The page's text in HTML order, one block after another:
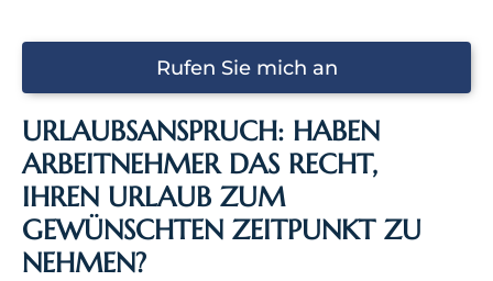
Rufen Sie mich an
URLAUBSANSPRUCH: HABEN
ARBEITNEHMER DAS RECHT,
IHREN URLAUB ZUM
GEWÜNSCHTEN ZEITPUNKT ZU
NEHMEN?